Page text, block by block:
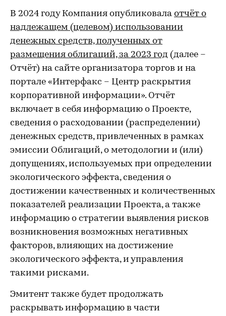
В 2024 году Компания опубликовала отчёт о
надлежащем (целевом) использовании
денежных средств, полученных от
размещения облигаций, за 2023 год (далее –
Отчёт) на сайте организатора торгов и на
портале «Интерфакс – Центр раскрытия
корпоративной информации». Отчёт
включает в себя информацию о Проекте,
сведения о расходовании (распределении)
денежных средств, привлеченных в рамках
эмиссии Облигаций, о методологии и (или)
допущениях, используемых при определении
экологического эффекта, сведения о
достижении качественных и количественных
показателей реализации Проекта, а также
информацию о стратегии выявления рисков
возникновения возможных негативных
факторов, влияющих на достижение
экологического эффекта, и управления
такими рисками.
Эмитент также будет продолжать
раскрывать информацию в части